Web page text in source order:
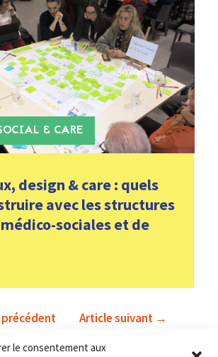
le consentement aux
& CARE
design & care : quels
avec les structures
sociales et de
Article suivant →
TOUS LES ARTICLES